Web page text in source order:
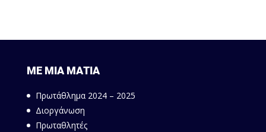
ΜΕ ΜΙΑ ΜΑΤΙΑ
Πρωτάθλημα 2024 – 2025
Διοργάνωση
Πρωταθλητές